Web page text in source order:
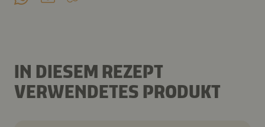
IN DIESEM REZEPT
VERWENDETES PRODUKT